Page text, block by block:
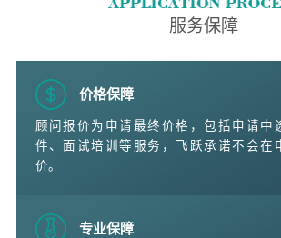
服务保障
价格保障
顾问报价为申请最终价格，包括申请中
件、面试培训等服务，飞跃承诺不会在
价。
专业保障